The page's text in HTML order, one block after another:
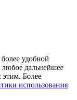
удобной
дальнейшее
этим. Более
использования